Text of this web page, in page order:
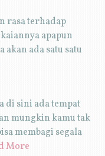
rasa terhadap
apapun
ada satu satu
di sini ada tempat
mungkin kamu tak
membagi segala
More